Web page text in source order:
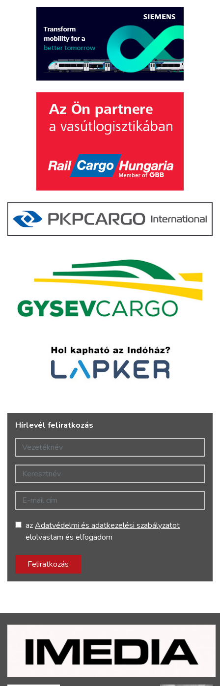
Hírlevél feliratkozás
Vezetéknév
Keresztnév
E-mail cím
azAdatvédelmi és adatkezelési szabályzatot
elolvastam és elfogadom
Feliratkozás